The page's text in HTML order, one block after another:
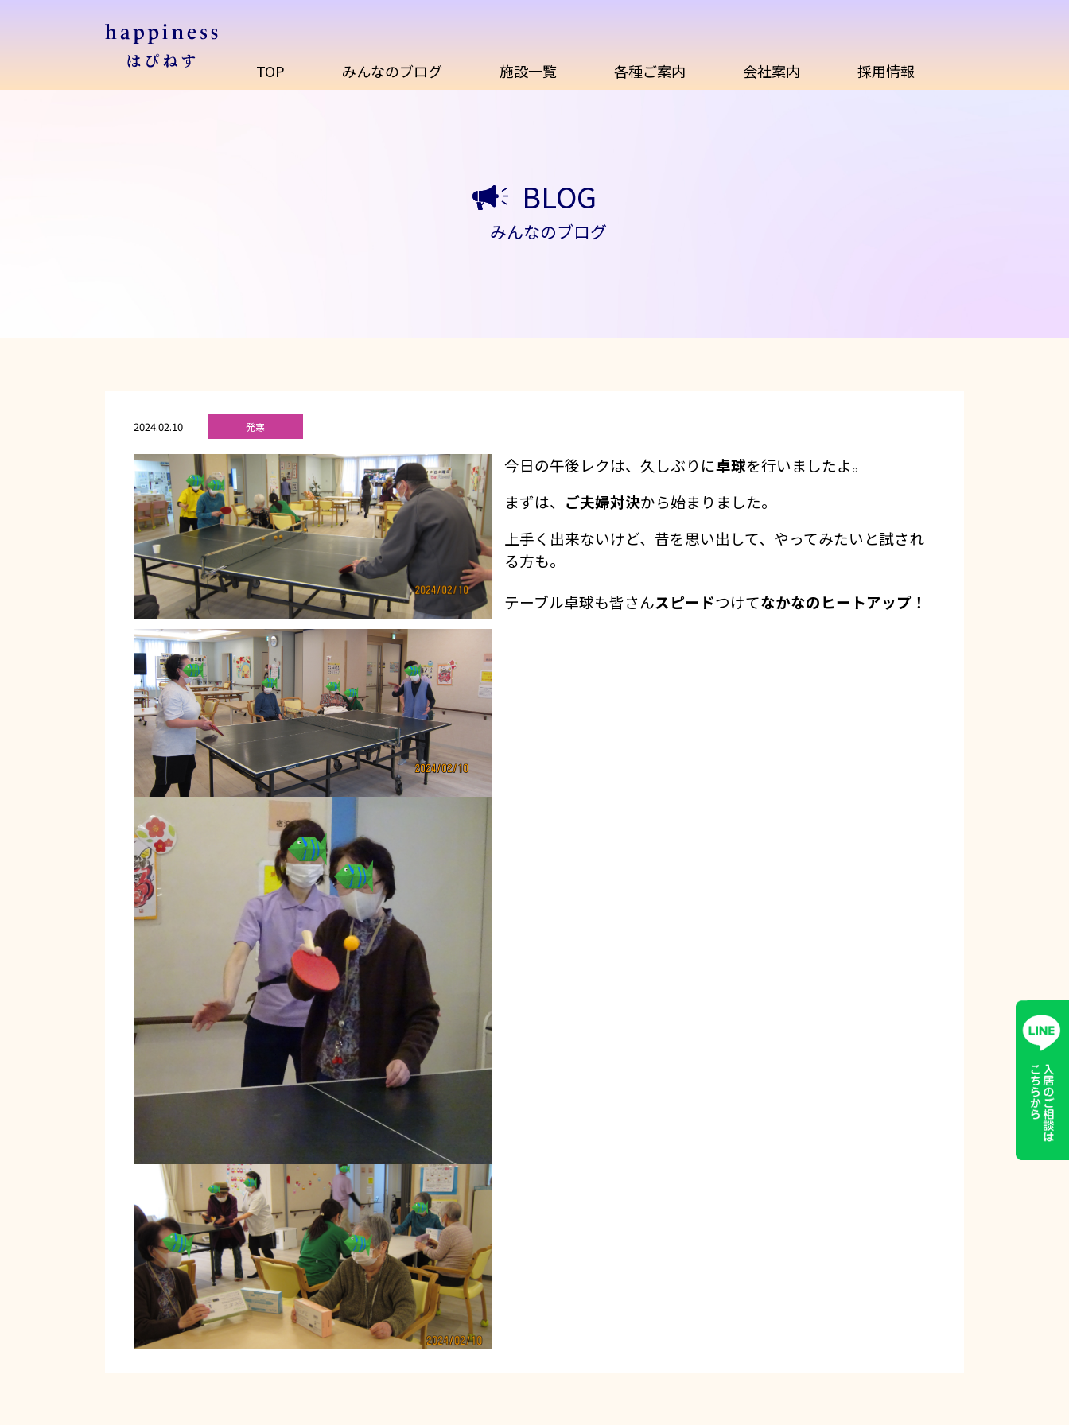
TOP みんなのブログ 施設一覧 各種ご案内 会社案内 採用情報
BLOG
みんなのブログ
2024.02.10 発寒
今日の午後レクは、久しぶりに卓球を行いましたよ。
まずは、 ご夫婦対決から始まりました。
上手く出来ないけど、昔を思い出して、やってみたいと試され
る方も。
テーブル卓球も皆さんスピードつけてなかなのヒートアップ！